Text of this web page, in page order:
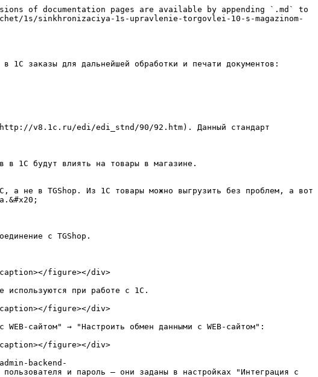
of documentation pages are available by appending `.md` to
1s/sinkhronizaciya-1s-upravlenie-torgovlei-10-s-magazinom-
1С заказы для дальнейшей обработки и печати документов:
v8.1c.ru/edi/edi_stnd/90/92.htm). Данный стандарт
в 1С будут влиять на товары в магазине.
а не в TGShop. Из 1С товары можно выгрузить без проблем, а вот
с TGShop.
figure></div>
используются при работе с 1С.
figure></div>
сайтом" → "Настроить обмен данными с WEB-сайтом":
figure></div>
backend-
и пароль — они заданы в настройках "Интеграция с